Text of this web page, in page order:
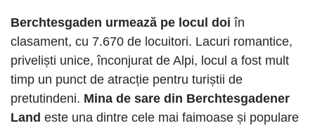
Berchtesgaden urmează pe locul doi în
clasament, cu 7.670 de locuitori. Lacuri romantice,
priveliști unice, înconjurat de Alpi, locul a fost mult
timp un punct de atracție pentru turiștii de
pretutindeni. Mina de sare din Berchtesgadener
Land este una dintre cele mai faimoase și populare